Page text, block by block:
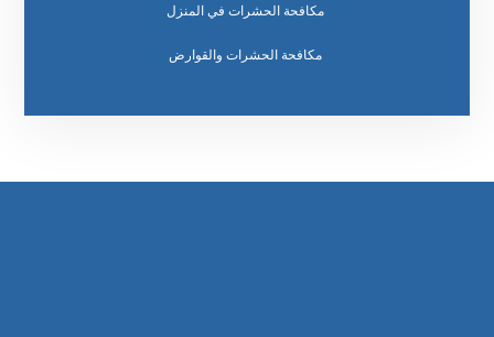
مكافحة الحشرات في المنزل
مكافحة الحشرات والقوارض